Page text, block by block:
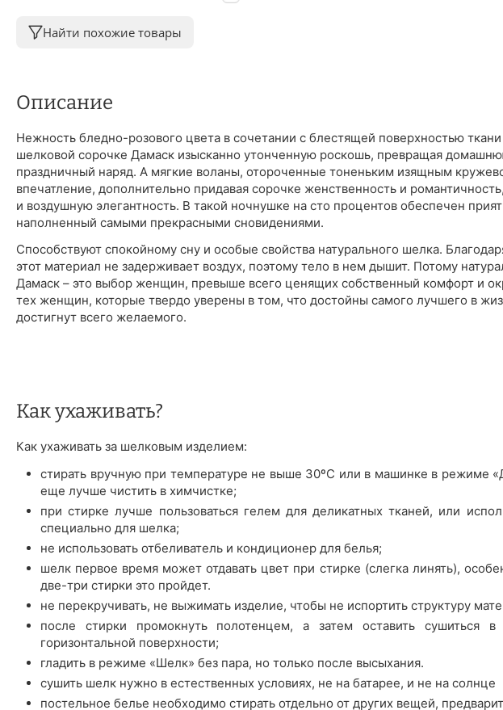
Найти похожие товары
Описание
Нежность бледно-розового цвета в сочетании с блестящей поверхностью
шелковой сорочке Дамаск изысканно утонченную роскошь, превращая
праздничный наряд. А мягкие воланы, отороченные тоненьким изящным
впечатление, дополнительно придавая сорочке женственность и
и воздушную элегантность. В такой ночнушке на сто процентов обеспечен
наполненный самыми прекрасными сновидениями.
Способствуют спокойному сну и особые свойства натурального шелка.
этот материал не задерживает воздух, поэтому тело в нем дышит. Потому
Дамаск – это выбор женщин, превыше всего ценящих собственный комфорт и
тех женщин, которые твердо уверены в том, что достойны самого лучшего в
достигнут всего желаемого.
Как ухаживать?
Как ухаживать за шелковым изделием:
стирать вручную при температуре не выше 30ºС или в машинке в режиме
еще лучше чистить в химчистке;
при стирке лучше пользоваться гелем для деликатных тканей, или
специально для шелка;
не использовать отбеливатель и кондиционер для белья;
шелк первое время может отдавать цвет при стирке (слегка линять),
две-три стирки это пройдет.
не перекручивать, не выжимать изделие, чтобы не испортить структуру
после стирки промокнуть полотенцем, а затем оставить сушиться
горизонтальной поверхности;
гладить в режиме «Шелк» без пара, но только после высыхания.
сушить шелк нужно в естественных условиях, не на батарее, и не на солнце
постельное белье необходимо стирать отдельно от других вещей,